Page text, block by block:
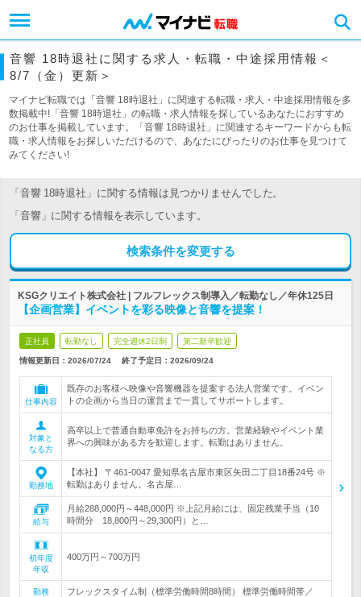
音響 18時退社に関する求人・転職・中途採用情報＜
8/7（金）更新＞
マイナビ転職では「音響 18時退社」に関連する転職・求人・中途採用情報を多
数掲載中!「音響 18時退社」の転職・求人情報を探しているあなたにおすすめ
のお仕事を掲載しています。「音響 18時退社」に関連するキーワードからも転
職・求人情報をお探しいただけるので、あなたにぴったりのお仕事を見つけて
みてください!
「音響 18時退社」に関する情報は見つかりませんでした。
「音響」に関する情報を表示しています。
検索条件を変更する
KSGクリエイト株式会社 | フルフレックス制導入／転勤なし／年休125日
【企画営業】イベントを彩る映像と音響を提案！
正社員 転勤なし 完全週休2日制 第二新卒歓迎
情報更新日：2026/07/24 終了予定日： 2026/09/24
仕事内容
既存のお客様へ映像や音響機器を提案する法人営業です。イベン
トの企画から当日の運営まで一貫してサポートします。
対象と
なる方
高卒以上で普通自動車免許をお持ちの方。営業経験やイベント業
界への興味がある方を歓迎します。転勤はありません。
勤務地
【本社】 〒461-0047 愛知県名古屋市東区矢田二丁目18番24号 ※
転勤はありません。名古屋…
給与
月給288,000円～448,000円 ※上記月給には、固定残業手当（10
時間分 18,800円～29,300円）と…
初年度
年収
400万円～700万円
勤務
フレックスタイム制（標準労働時間8時間） 標準労働時間帯／